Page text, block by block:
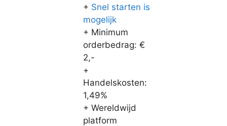
+ Snel starten is
mogelijk
+ Minimum
orderbedrag: €
2,-
+
Handelskosten:
1,49%
+ Wereldwijd
platform